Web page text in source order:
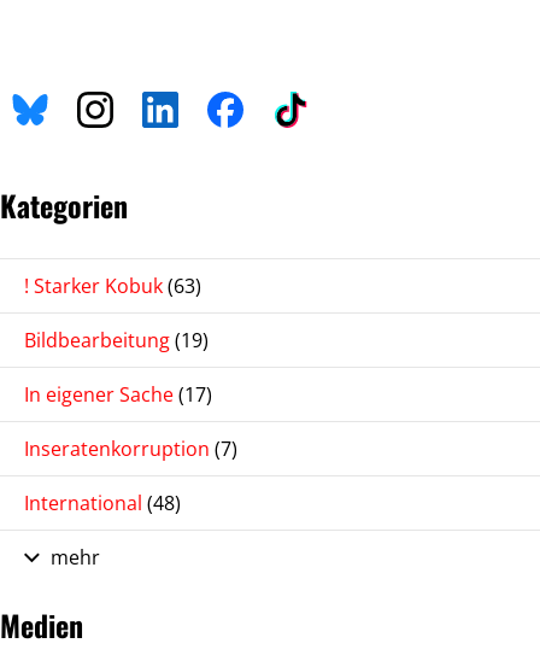
Kategorien
! Starker Kobuk(63)
Bildbearbeitung(19)
In eigener Sache(17)
Inseratenkorruption (7)
International (48)
mehr
Medien